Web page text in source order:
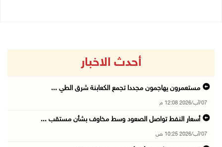
أحدث الاخبار
مستعمرون يهاجمون مجددا تجمع الكعابنة شرق الطي ...
07/آب/2026 12:08 م
أسعار النفط تواصل الصعود وسط مخاوف بشأن مستقب ...
07/آب/2026 10:25 ص